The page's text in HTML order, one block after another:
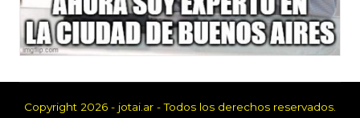
Copyright 2026 - jotai.ar - Todos los derechos reservados.